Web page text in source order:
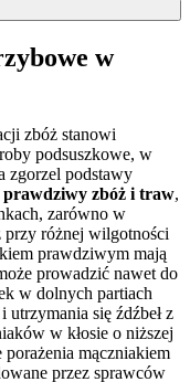
w
zbóż stanowi
podsuszkowe, w
zgorzel podstawy
prawdziwy zbóż i traw,
zarówno w
przy różnej wilgotności
prawdziwym mają
prowadzić nawet do
w dolnych partiach
utrzymania się źdźbeł z
w kłosie o niższej
mączniakiem
przez sprawców